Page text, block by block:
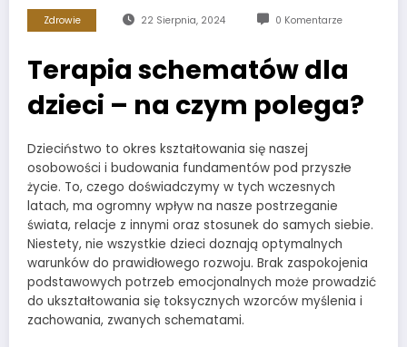
Zdrowie 22 Sierpnia, 2024 0 Komentarze
Terapia schematów dla
dzieci – na czym polega?
Dzieciństwo to okres kształtowania się naszej
osobowości i budowania fundamentów pod przyszłe
życie. To, czego doświadczymy w tych wczesnych
latach, ma ogromny wpływ na nasze postrzeganie
świata, relacje z innymi oraz stosunek do samych siebie.
Niestety, nie wszystkie dzieci doznają optymalnych
warunków do prawidłowego rozwoju. Brak zaspokojenia
podstawowych potrzeb emocjonalnych może prowadzić
do ukształtowania się toksycznych wzorców myślenia i
zachowania, zwanych schematami.